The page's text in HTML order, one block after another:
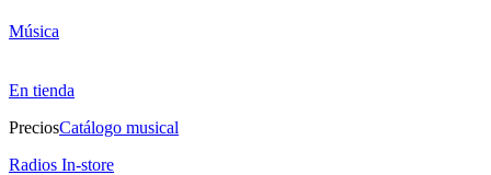
Música
En tienda
PreciosCatálogo musical
Radios In-store